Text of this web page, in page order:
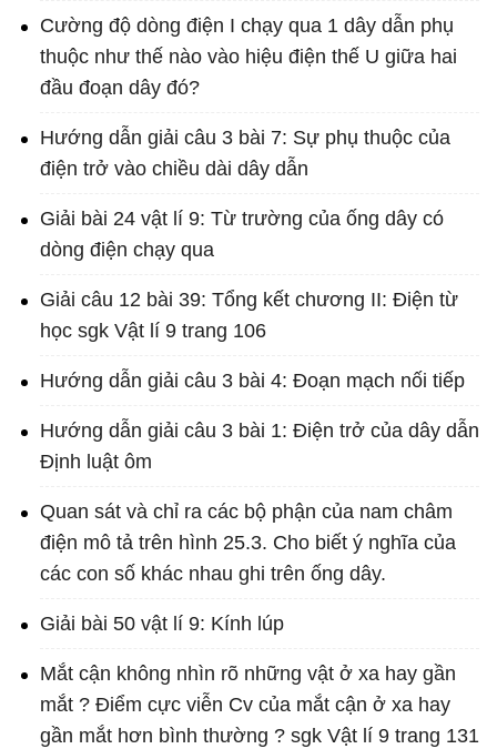
Cường độ dòng điện I chạy qua 1 dây dẫn phụ
thuộc như thế nào vào hiệu điện thế U giữa hai
đầu đoạn dây đó?
Hướng dẫn giải câu 3 bài 7: Sự phụ thuộc của
điện trở vào chiều dài dây dẫn
Giải bài 24 vật lí 9: Từ trường của ống dây có
dòng điện chạy qua
Giải câu 12 bài 39: Tổng kết chương II: Điện từ
học sgk Vật lí 9 trang 106
Hướng dẫn giải câu 3 bài 4: Đoạn mạch nối tiếp
Hướng dẫn giải câu 3 bài 1: Điện trở của dây dẫn
Định luật ôm
Quan sát và chỉ ra các bộ phận của nam châm
điện mô tả trên hình 25.3. Cho biết ý nghĩa của
các con số khác nhau ghi trên ống dây.
Giải bài 50 vật lí 9: Kính lúp
Mắt cận không nhìn rõ những vật ở xa hay gần
mắt ? Điểm cực viễn Cv của mắt cận ở xa hay
gần mắt hơn bình thường ? sgk Vật lí 9 trang 131